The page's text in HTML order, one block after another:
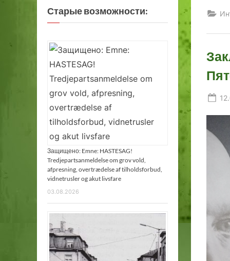
Старые возможности:
Защищено: Emne: HASTESAG!
Tredjepartsanmeldelse om grov vold,
afpresning, overtrædelse af tilholdsforbud,
vidnetrusler og akut livsfare
03.08.2026